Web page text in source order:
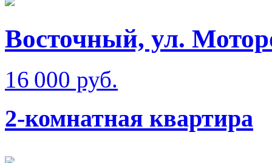
Восточный, ул.
16 000 руб.
2-комнатная квартира